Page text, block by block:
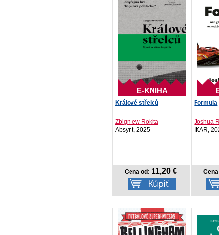
E-KNIHA
Králové střelců
Zbigniew Rokita
Absynt, 2025
Cena od: 11,20 €
Formula
Joshua
IKAR,